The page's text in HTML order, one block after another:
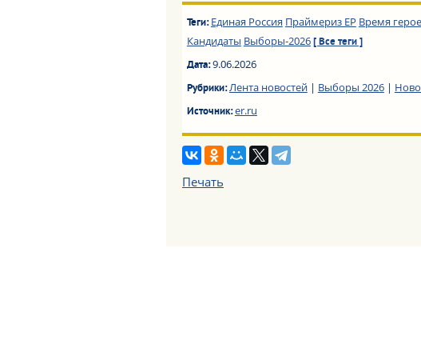
Теги: Единая Россия Праймериз ЕР Время
Кандидаты Выборы-2026 [ Все теги ]
Дата:9.06.2026
Рубрики:Лента новостей| Выборы 2026|
Источник:er.ru
Печать